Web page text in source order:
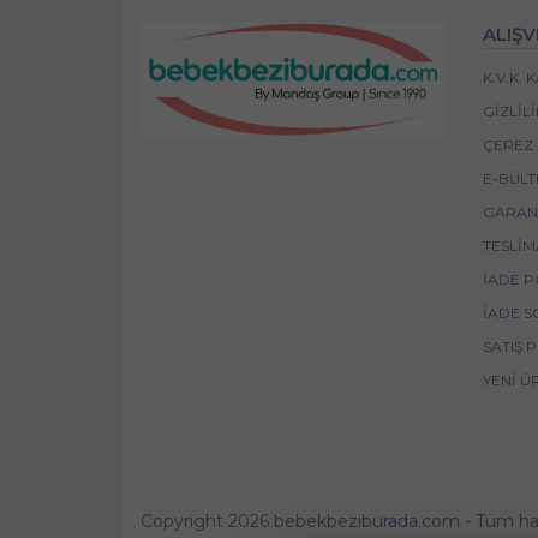
K.V.K.
ÇEREZ
E-
İADE
İADE
SATIŞ
YENI
Copyright 2026 bebekbeziburada.com - Tüm